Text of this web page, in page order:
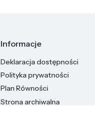
Informacje
Deklaracja dostępności
Polityka prywatności
Plan Równości
Strona archiwalna